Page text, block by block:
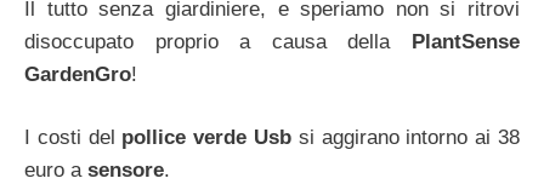
Il tutto senza giardiniere, e speriamo non si ritrovi
disoccupato proprio a causa della PlantSense
GardenGro!
I costi del pollice verde Usb si aggirano intorno ai 38
euro a sensore.